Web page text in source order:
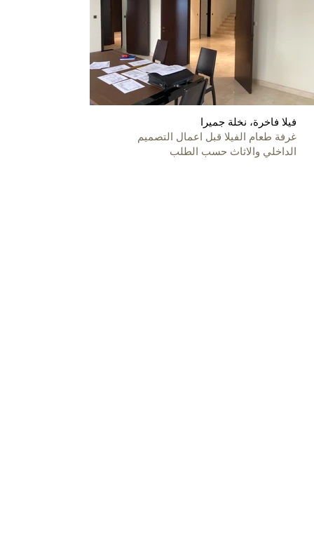
فيلا فاخرة، نخلة جميرا
غرفة طعام الفيلا قبل اعمال التصميم
الداخلي والاثاث حسب الطلب